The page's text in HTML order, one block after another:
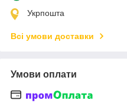
Укрпошта
Всі умови доставки
Умови оплати